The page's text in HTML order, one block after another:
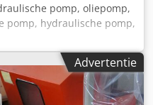
pomp, oliepomp,
pomp, hydraulische pomp,
aandrijfmotor,
pomp -Type:
mm -Aantal: 4 pompen
Nqsx Adysrf -
1,9 kg
Advertentie